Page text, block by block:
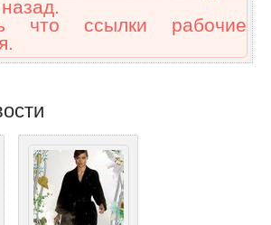
что ссылки рабочие